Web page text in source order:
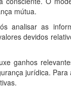
mútua.
analisar as
devidos
ganhos
jurídica.